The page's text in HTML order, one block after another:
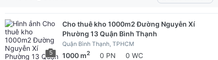
5
Cho thuê kho 1000m2 Đường Nguyễn Xí
Phường 13 Quận Bình Thạnh
Quận Bình Thạnh, TPHCM
1000 m2 0 PN 0 WC